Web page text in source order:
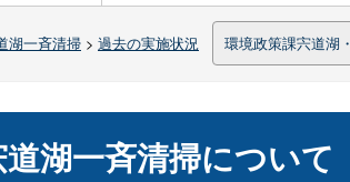
湖一斉清掃 > 過去の実施状況 環境政策課宍道湖
湖一斉清掃について